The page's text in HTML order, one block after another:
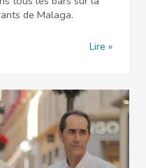
de Malaga.
Lire